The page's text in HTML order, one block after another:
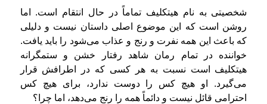
شخصیتی به نام هیتکلیف تماماً در حال انتقام است. اما
روشن است که این موضوع اصلی داستان نیست و دلیلی
كه باعث این همه نفرت و رنج و عذاب می‌شود را باید یافت.
خواننده در تمام رمان شاهد رفتار خشن و ستمگرانه
هیتکلیف است نسبت به هر کسی که در اطرافش قرار
می‌گیرد. او هیچ کس را دوست ندارد، برای هیچ کس
احترامی قائل نیست و دائماً همه را رنج می‌دهد، اما چرا؟